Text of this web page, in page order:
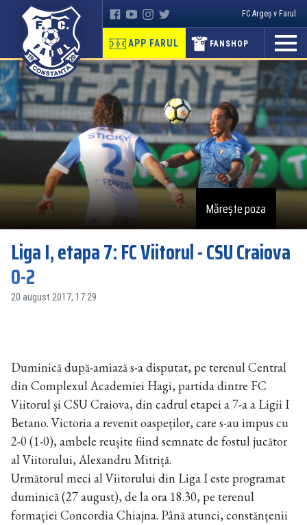
FC Argeș v Farul
APP FARUL FANSHOP
Mărește poza
Liga I, etapa 7: FC Viitorul - CSU Craiova
0-2
20 august 2017, 17:29
Duminică după-amiază s-a disputat, pe terenul Central
din Complexul Academiei Hagi, partida dintre FC
Viitorul şi CSU Craiova, din cadrul etapei a 7-a a Ligii I
Betano. Victoria a revenit oaspeților, care s-au impus cu
2-0 (1-0), ambele reușite fiind semnate de fostul jucător
al Viitorului, Alexandru Mitriță.
Următorul meci al Viitorului din Liga I este programat
duminică (27 august), de la ora 18.30, pe terenul
formației Concordia Chiajna. Până atunci, constănțenii